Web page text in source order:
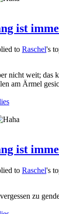
ist
to Raschel's
nicht weit; das
am Ärmel
ist
to Raschel's
zu